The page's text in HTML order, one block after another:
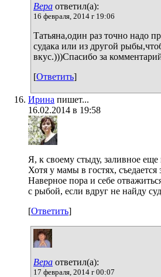
Вера ответил(а):
16 февраля, 2014 г 19:06
Татьяна,один раз точно надо
судака или из другой
вкус.)))Спасибо за
[Ответить]
Ирина пишет...
16.02.2014 в 19:58
Я, к своему стыду, заливное еще
Хотя у мамы в гостях,
Наверное пора и себе
с рыбой, если вдруг не найду
[Ответить]
Вера ответил(а):
17 февраля, 2014 г 00:07